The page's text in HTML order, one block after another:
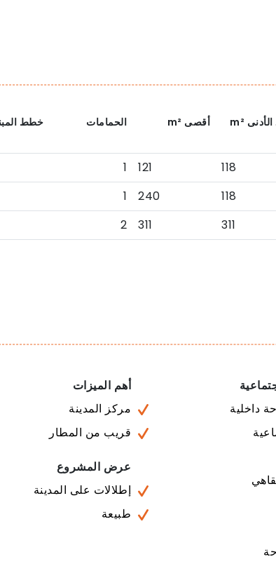
أقصى الحمامات خطط
118
121
1
118
240
1
311
311
2
داخلية
أهم الميزات
مركز المدينة
قريب من المطار
عرض المشروع
إطلالات على المدينة
طبيعة